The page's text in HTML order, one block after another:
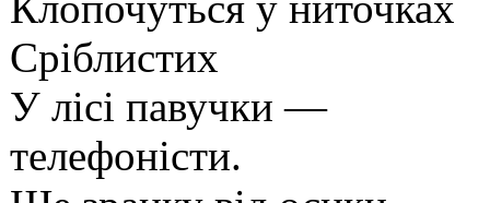
Сріблистих
У лісі павучки —
телефоністи.